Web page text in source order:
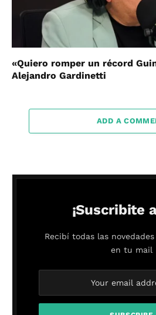
«Quiero romper un récord
Alejandro Gardinetti
ADD A
¡Suscribite
Recibí todas las
en tu mail